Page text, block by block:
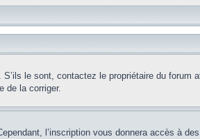
le sont, contactez le propriétaire du forum
de la corriger.
l’inscription vous donnera accès à